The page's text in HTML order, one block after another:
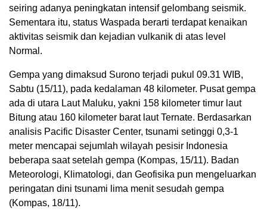
seiring adanya peningkatan intensif gelombang seismik.
Sementara itu, status Waspada berarti terdapat kenaikan
aktivitas seismik dan kejadian vulkanik di atas level
Normal.
Gempa yang dimaksud Surono terjadi pukul 09.31 WIB,
Sabtu (15/11), pada kedalaman 48 kilometer. Pusat gempa
ada di utara Laut Maluku, yakni 158 kilometer timur laut
Bitung atau 160 kilometer barat laut Ternate. Berdasarkan
analisis Pacific Disaster Center, tsunami setinggi 0,3-1
meter mencapai sejumlah wilayah pesisir Indonesia
beberapa saat setelah gempa (Kompas, 15/11). Badan
Meteorologi, Klimatologi, dan Geofisika pun mengeluarkan
peringatan dini tsunami lima menit sesudah gempa
(Kompas, 18/11).